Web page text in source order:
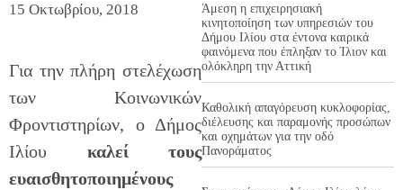
15 Οκτωβρίου, 2018
Για την πλήρη στελέχωση
των Κοινωνικών
Φροντιστηρίων, ο Δήμος
Ιλίου καλεί τους
ευαισθητοποιημένους
Άμεση η επιχειρησιακή
κινητοποίηση των υπηρεσιών του
Δήμου Ιλίου στα έντονα καιρικά
φαινόμενα που έπληξαν το Ίλιον και
ολόκληρη την Αττική
Καθολική απαγόρευση κυκλοφορίας,
διέλευσης και παραμονής προσώπων
και οχημάτων για την οδό
Πανοράματος